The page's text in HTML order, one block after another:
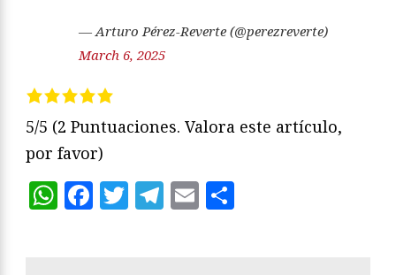
— Arturo Pérez-Reverte (@perezreverte)
March 6, 2025
5/5 (2 Puntuaciones. Valora este artículo,
por favor)
WhatsApp
Facebook
Twitter
Telegram
Email